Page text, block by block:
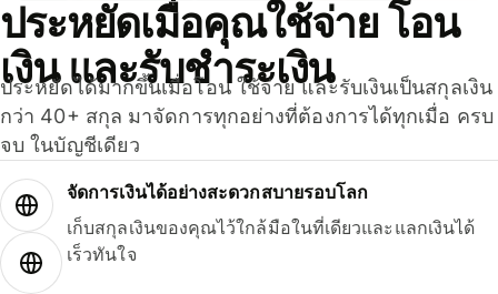
ประหยัดเมื่อคุณใช้จ่าย โอน
เงิน และรับชำระเงิน
ประหยัดได้มากขึ้นเมื่อโอน ใช้จ่าย และรับเงินเป็นสกุลเงิน
กว่า 40+ สกุล มาจัดการทุกอย่างที่ต้องการได้ทุกเมื่อ ครบ
จบ ในบัญชีเดียว
จัดการเงินได้อย่างสะดวกสบายรอบโลก
เก็บสกุลเงินของคุณไว้ใกล้มือในที่เดียวและแลกเงินได้
เร็วทันใจ